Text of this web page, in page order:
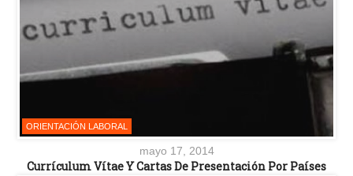
ORIENTACIÓN LABORAL
mayo 17, 2014
Currículum Vítae Y Cartas De Presentación Por Países